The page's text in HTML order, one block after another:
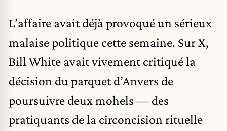
L’affaire avait déjà provoqué un sérieux
malaise politique cette semaine. Sur X,
Bill White avait vivement critiqué la
décision du parquet d’Anvers de
poursuivre deux mohels — des
pratiquants de la circoncision rituelle